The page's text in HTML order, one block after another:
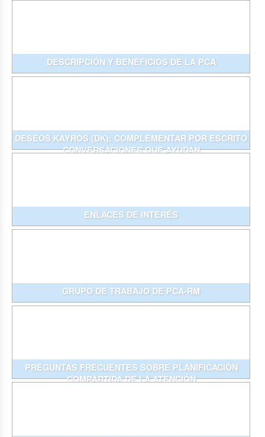
DESCRIPCIÓN Y BENEFICIOS DE LA PCA
DESEOS KAYRÓS (DK): COMPLEMENTAR POR ESCRITO
CONVERSACIONES QUE AYUDAN
ENLACES DE INTERÉS
GRUPO DE TRABAJO DE PCA-RM
PREGUNTAS FRECUENTES SOBRE PLANIFICACIÓN
COMPARTIDA DE LA ATENCIÓN